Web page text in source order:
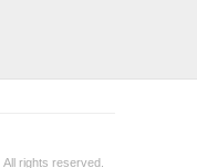
All rights reserved.